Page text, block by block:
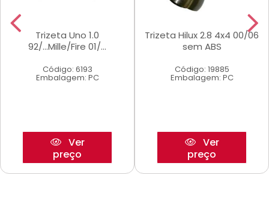
Trizeta Uno 1.0
92/...Mille/Fire 01/...
Código: 6193
Embalagem: PC
Ver
preço
Trizeta Hilux 2.8 4x4 00/06
sem ABS
Código: 19885
Embalagem: PC
Ver
preço